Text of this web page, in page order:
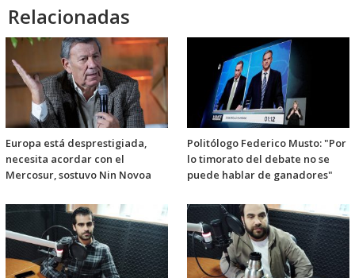
Relacionadas
Europa está desprestigiada,
necesita acordar con el
Mercosur, sostuvo Nin Novoa
Politólogo Federico Musto: "Por
lo timorato del debate no se
puede hablar de ganadores"